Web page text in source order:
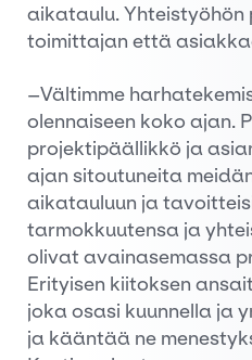
aikataulu. Yhteistyöhön
toimittajan että
–Vältimme
olennaiseen koko ajan.
projektipäällikkö ja
ajan sitoutuneita
aikatauluun ja
tarmokkuutensa ja
olivat avainasemassa
Erityisen kiitoksen
joka osasi kuunnella ja
ja kääntää ne